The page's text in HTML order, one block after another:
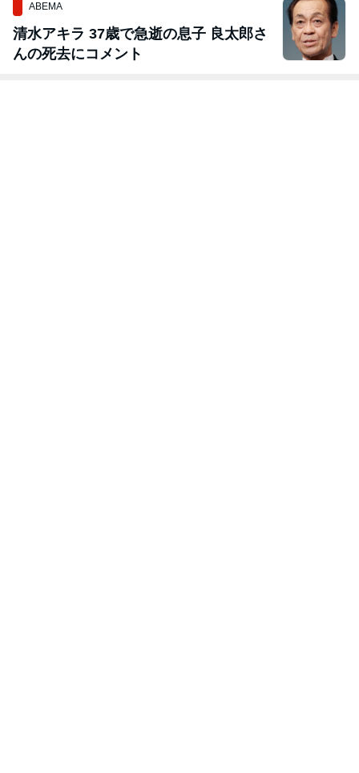
ABEMA
清水アキラ 37歳で急逝の息子 良太郎さ
んの死去にコメント